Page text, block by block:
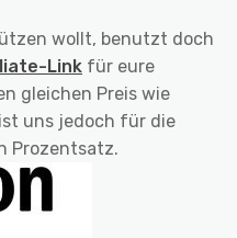
wollt, benutzt doch
Link für eure
gleichen Preis wie
uns jedoch für die
Prozentsatz.